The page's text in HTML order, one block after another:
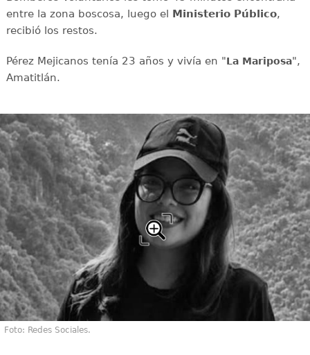
entre la zona boscosa, luego el
Ministerio Público,
recibió los restos.
Pérez Mejicanos tenía 23 años y vivía en "La Mariposa",
Amatitlán.
Foto: Redes Sociales.